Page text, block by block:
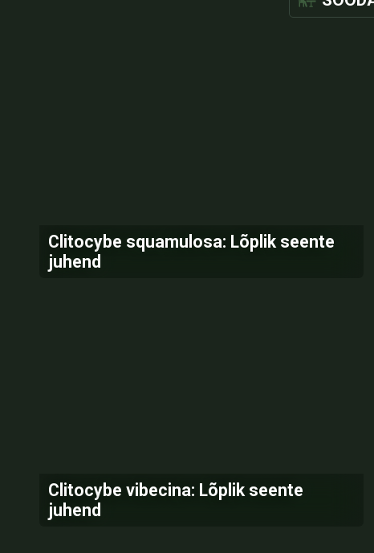
Clitocybe squamulosa: Lõplik seente
juhend
Clitocybe vibecina: Lõplik seente
juhend